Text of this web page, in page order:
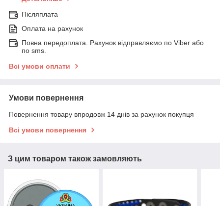
Післяплата
Оплата на рахунок
Повна передоплата. Рахунок відправляємо по Viber або
по sms.
Всі умови оплати
Умови повернення
Повернення товару впродовж 14 днів за рахунок покупця
Всі умови повернення
З цим товаром також замовляють